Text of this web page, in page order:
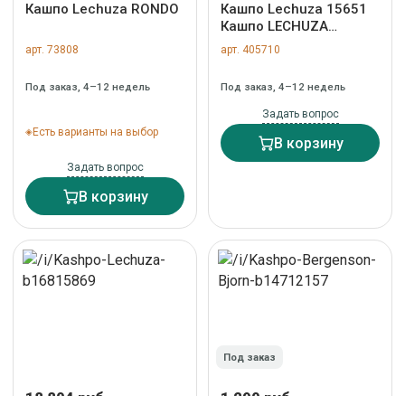
Кашпо Lechuza RONDO
арт. 73808
Под заказ, 4–12 недель
Есть варианты на выбор
Задать вопрос
В корзину
Кашпо Lechuza 15651
Кашпо LECHUZA
Балконера Стоун 50
Светло-бежевое с
арт. ZN-405710
арт. 405710
Под заказ, 4–12 недель
Задать вопрос
В корзину
Под заказ